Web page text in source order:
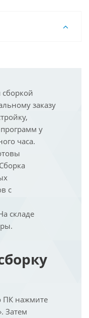
заказу
у
часа.
с
складе
ПК нажмите
Затем